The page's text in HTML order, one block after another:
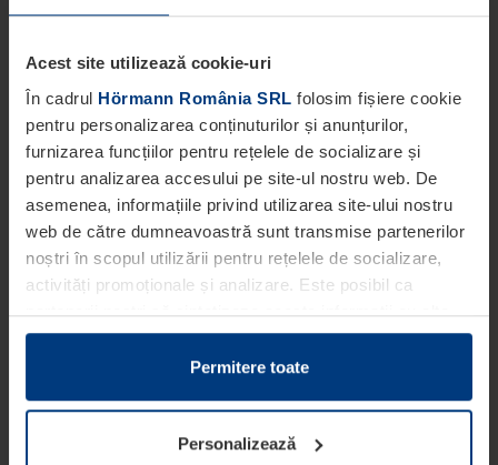
Acest site utilizează cookie-uri
În cadrul Hörmann România SRL folosim fișiere cookie
pentru personalizarea conținuturilor și anunțurilor,
furnizarea funcțiilor pentru rețelele de socializare și
pentru analizarea accesului pe site-ul nostru web. De
asemenea, informațiile privind utilizarea site-ului nostru
web de către dumneavoastră sunt transmise partenerilor
noștri în scopul utilizării pentru rețelele de socializare,
activități promoționale și analizare. Este posibil ca
partenerii noștri să sintetizeze aceste informații cu alte
date pe care dumneavoastră le-ați pus la dispoziția
acestora ori care au fost colectate în cadrul utilizării
Din punct de vedere legal, putem stoca fișiere cookie pe
dispozitivul dumneavoastră în cazul în care acestea sunt
Permitere toate
Personalizează